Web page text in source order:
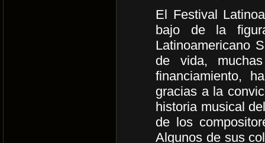
El Festival
bajo de la
Latinoamericano
de vida,
financiamiento,
gracias a la
historia musical
de los
Algunos de sus